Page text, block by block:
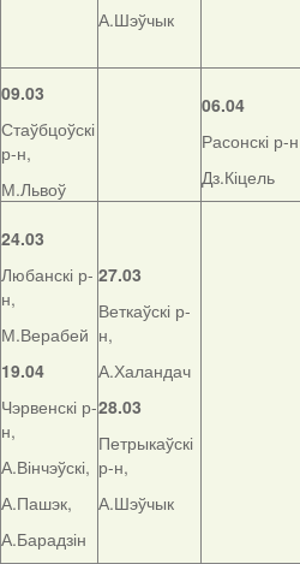
А.Шэўчык
09.03
Стаўбцоўскі
р-н,
М.Львоў
06.04
Расонскі р-
Дз.Кіцель
24.03
Любанскі р-
н,
М.Верабей
19.04
Чэрвенскі р-
н,
А.Вінчэўскі,
А.Пашэк,
А.Барадзін
27.03
Веткаўскі р-
н,
А.Халандач
28.03
Петрыкаўскі
р-н,
А.Шэўчык